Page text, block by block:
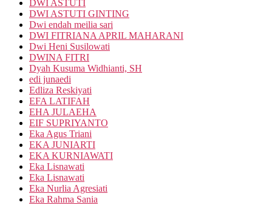
DWI ASTUTI
DWI ASTUTI GINTING
Dwi endah meilia sari
DWI FITRIANA APRIL MAHARANI
Dwi Heni Susilowati
DWINA FITRI
Dyah Kusuma Widhianti, SH
edi junaedi
Edliza Reskiyati
EFA LATIFAH
EHA JULAEHA
EIF SUPRIYANTO
Eka Agus Triani
EKA JUNIARTI
EKA KURNIAWATI
Eka Lisnawati
Eka Lisnawati
Eka Nurlia Agresiati
Eka Rahma Sania